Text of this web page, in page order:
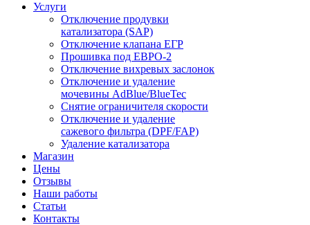
Услуги
Отключение продувки
катализатора (SAP)
Отключение клапана ЕГР
Прошивка под ЕВРО-2
Отключение вихревых заслонок
Отключение и удаление
мочевины AdBlue/BlueTec
Снятие ограничителя скорости
Отключение и удаление
сажевого фильтра (DPF/FAP)
Удаление катализатора
Магазин
Цены
Отзывы
Наши работы
Статьи
Контакты